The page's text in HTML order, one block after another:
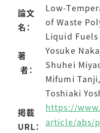
論文
名：
Low-
of Waste
Liquid Fuels
著
者：
Yosuke
Shuhei
Mifumi
Toshiaki
掲載
URL：
https://
article/abs/